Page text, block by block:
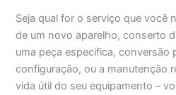
Seja qual for o serviço que você
de um novo aparelho, conserto
uma peça específica, conversão
configuração, ou a manutenção
vida útil do seu equipamento –